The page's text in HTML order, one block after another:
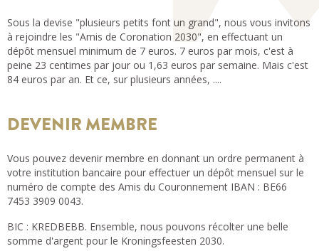
Sous la devise "plusieurs petits font un grand", nous vous invitons
à rejoindre les "Amis de Coronation 2030", en effectuant un
dépôt mensuel minimum de 7 euros. 7 euros par mois, c'est à
peine 23 centimes par jour ou 1,63 euros par semaine. Mais c'est
84 euros par an. Et ce, sur plusieurs années, ....
DEVENIR MEMBRE
Vous pouvez devenir membre en donnant un ordre permanent à
votre institution bancaire pour effectuer un dépôt mensuel sur le
numéro de compte des Amis du Couronnement IBAN : BE66
7453 3909 0043.
BIC : KREDBEBB. Ensemble, nous pouvons récolter une belle
somme d'argent pour le Kroningsfeesten 2030.